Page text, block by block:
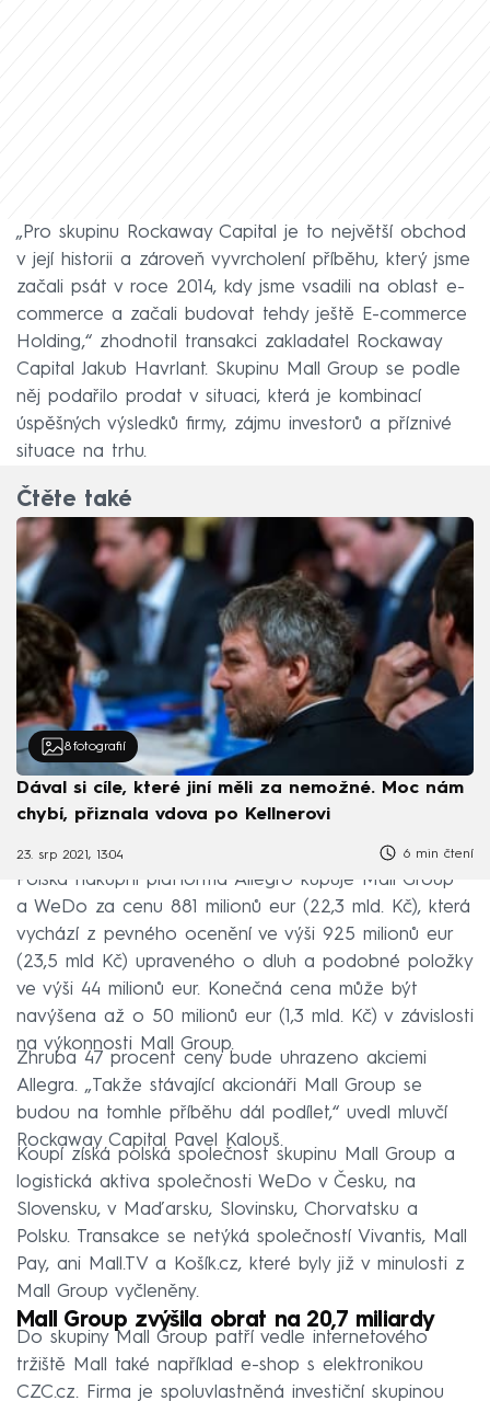
„Pro skupinu Rockaway Capital je to největší obchod
v její historii a zároveň vyvrcholení příběhu, který jsme
začali psát v roce 2014, kdy jsme vsadili na oblast e-
commerce a začali budovat tehdy ještě E-commerce
Holding,“ zhodnotil transakci zakladatel Rockaway
Capital Jakub Havrlant. Skupinu Mall Group se podle
něj podařilo prodat v situaci, která je kombinací
úspěšných výsledků firmy, zájmu investorů a příznivé
situace na trhu.
Čtěte také
8 fotografií
Dával si cíle, které jiní měli za nemožné. Moc nám
chybí, přiznala vdova po Kellnerovi
23. srp 2021, 13:04 6 min čtení
Polská nákupní platforma Allegro kupuje Mall Group
a WeDo za cenu 881 milionů eur (22,3 mld. Kč), která
vychází z pevného ocenění ve výši 925 milionů eur
(23,5 mld Kč) upraveného o dluh a podobné položky
ve výši 44 milionů eur. Konečná cena může být
navýšena až o 50 milionů eur (1,3 mld. Kč) v závislosti
na výkonnosti Mall Group.
Zhruba 47 procent ceny bude uhrazeno akciemi
Allegra. „Takže stávající akcionáři Mall Group se
budou na tomhle příběhu dál podílet,“ uvedl mluvčí
Rockaway Capital Pavel Kalouš.
Koupí získá polská společnost skupinu Mall Group a
logistická aktiva společnosti WeDo v Česku, na
Slovensku, v Maďarsku, Slovinsku, Chorvatsku a
Polsku. Transakce se netýká společností Vivantis, Mall
Pay, ani Mall.TV a Košík.cz, které byly již v minulosti z
Mall Group vyčleněny.
Mall Group zvýšila obrat na 20,7 miliardy
Do skupiny Mall Group patří vedle internetového
tržiště Mall také například e-shop s elektronikou
CZC.cz. Firma je spoluvlastněná investiční skupinou